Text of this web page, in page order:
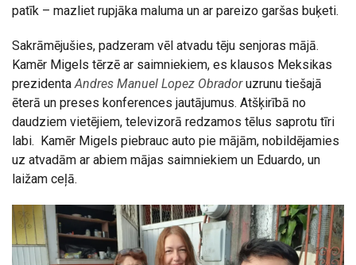
patīk – mazliet rupjāka maluma un ar pareizo garšas buķeti.
Sakrāmējušies, padzeram vēl atvadu tēju senjoras mājā.
Kamēr Migels tērzē ar saimniekiem, es klausos Meksikas
prezidenta Andres Manuel Lopez Obradoruzrunu tiešajā
ēterā un preses konferences jautājumus. Atšķirībā no
daudziem vietējiem, televizorā redzamos tēlus saprotu tīri
labi. Kamēr Migels piebrauc auto pie mājām, nobildējamies
uz atvadām ar abiem mājas saimniekiem un Eduardo, un
laižam ceļā.